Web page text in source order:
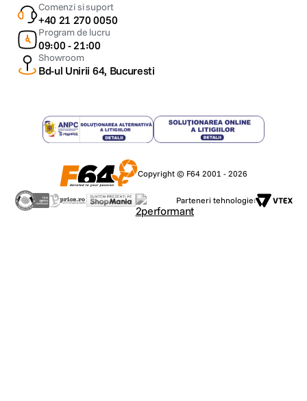
Comenzi si suport
+40 21 270 0050
Program de lucru
09:00 - 21:00
Showroom
Bd-ul Unirii 64, Bucuresti
Copyright © F64 2001 - 2026
Parteneri tehnologie: